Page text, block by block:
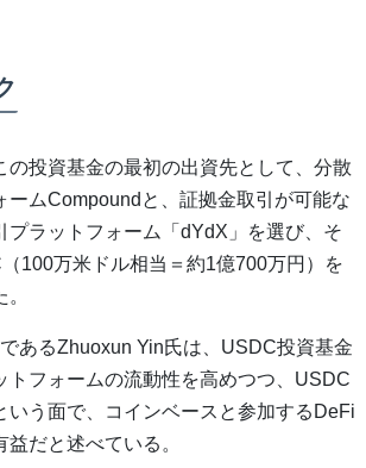
の投資基金の最初の出資先として、分散
ームCompoundと、証拠金取引が可能な
プラットフォーム「dYdX」を選び、そ
100万米ドル相当＝約1億700万円）を
あるZhuoxun Yin氏は、USDC投資基金
トフォームの流動性を高めつつ、USDC
いう面で、コインベースと参加するDeFi
だと述べている。